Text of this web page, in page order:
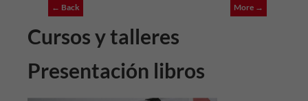
More →
← Back
Cursos y talleres
Presentación libros